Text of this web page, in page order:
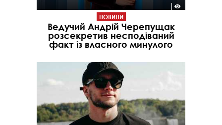
НОВИНИ
Ведучий Андрій Черепущак
розсекретив несподіваний
факт із власного минулого